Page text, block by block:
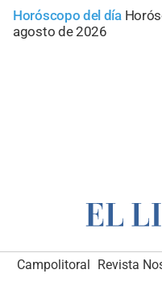
Horóscopo del día
agosto de 2026
Campolitoral Revista